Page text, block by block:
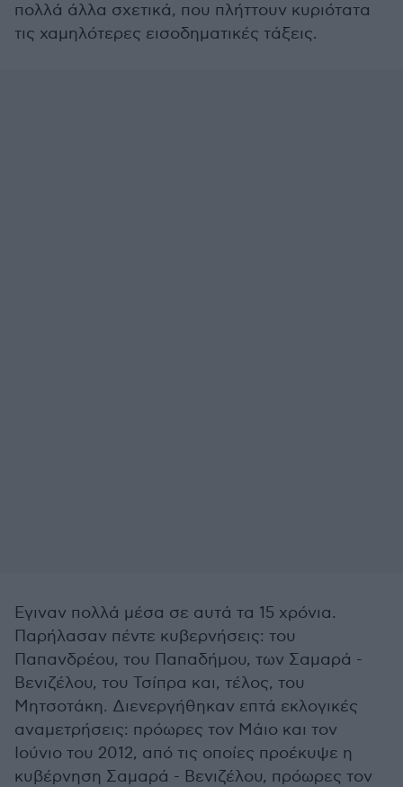
πολλά άλλα σχετικά, που πλήττουν κυριότατα
τις χαμηλότερες εισοδηματικές τάξεις.
Εγιναν πολλά μέσα σε αυτά τα 15 χρόνια.
Παρήλασαν πέντε κυβερνήσεις: του
Παπανδρέου, του Παπαδήμου, των Σαμαρά -
Βενιζέλου, του Τσίπρα και, τέλος, του
Μητσοτάκη. Διενεργήθηκαν επτά εκλογικές
αναμετρήσεις: πρόωρες τον Μάιο και τον
Ιούνιο του 2012, από τις οποίες προέκυψε η
κυβέρνηση Σαμαρά - Βενιζέλου, πρόωρες τον